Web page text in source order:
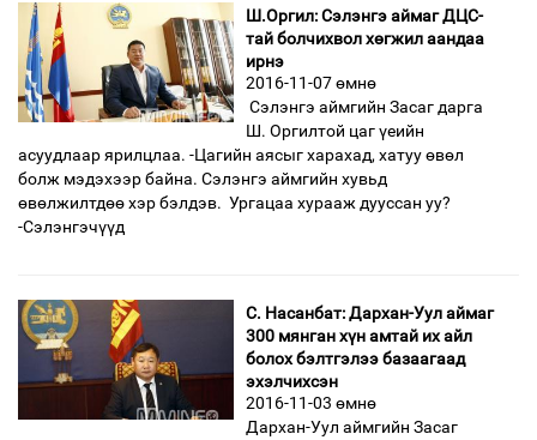
Ш.Оргил: Сэлэнгэ аймаг ДЦС-
тай болчихвол хөгжил аандаа
ирнэ
2016-11-07 өмнө
Сэлэнгэ аймгийн Засаг дарга
Ш. Оргилтой цаг үеийн
асуудлаар ярилцлаа. -Цагийн аясыг харахад, хатуу өвөл
болж мэдэхээр байна. Сэлэнгэ аймгийн хувьд
өвөлжилтдөө хэр бэлдэв. Ургацаа хурааж дууссан уу?
-Сэлэнгэчүүд
С. Насанбат: Дархан-Уул аймаг
300 мянган хүн амтай их айл
болох бэлтгэлээ базаагаад
эхэлчихсэн
2016-11-03 өмнө
Дархан-Уул аймгийн Засаг